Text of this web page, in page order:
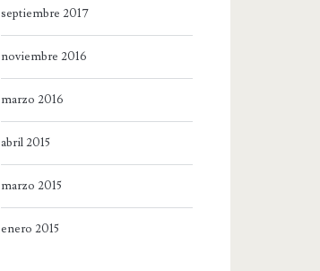
septiembre 2017
noviembre 2016
marzo 2016
abril 2015
marzo 2015
enero 2015